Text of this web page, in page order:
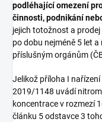
podléhající omezení
činnosti, podnikání
jejich totožnost a
po dobu nejméně 5 let
příslušným orgánům
Jelikož příloha I
2019/1148 uvádí
koncentrace v rozmezí
článku 5 odstavce 3